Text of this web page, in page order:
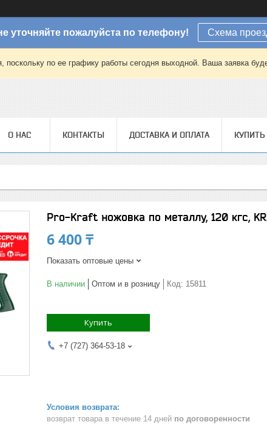
уточняйте пожалуйста по телефону! Схема
по ее графику работы сегодня выходной. Ваша заявка
О НАС КОНТАКТЫ ДОСТАВКА И ОПЛАТА
Pro-Kraft ножовка по металлу, 120 кгс,
6 400 ₸
Показать оптовые цены
В наличии Оптом и в розницу Код: 15811
Купить
+7 (727) 364-53-18
возврат товара в течение 14 дней по договоренности